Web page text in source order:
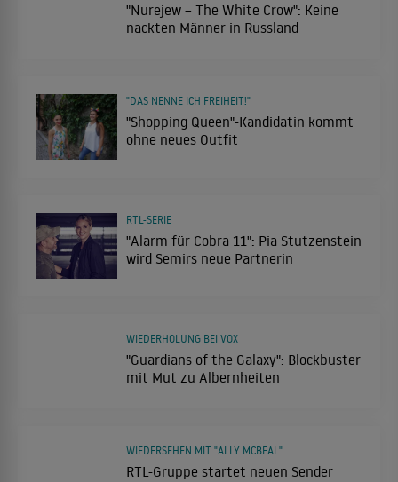
"Nurejew – The White Crow": Keine
nackten Männer in Russland
"Shopping Queen"-Kandidatin kommt
ohne neues Outfit
"DAS NENNE ICH FREIHEIT!"
"Alarm für Cobra 11": Pia Stutzenstein
wird Semirs neue Partnerin
RTL-SERIE
"Guardians of the Galaxy": Blockbuster
mit Mut zu Albernheiten
WIEDERHOLUNG BEI VOX
RTL-Gruppe startet neuen Sender
WIEDERSEHEN MIT "ALLY MCBEAL"